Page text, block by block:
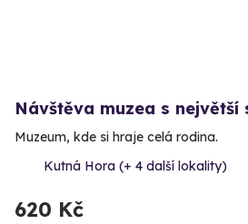
Návštěva muzea s největší
Muzeum, kde si hraje celá rodina.
Kutná Hora (+ 4 další lokality)
620 Kč